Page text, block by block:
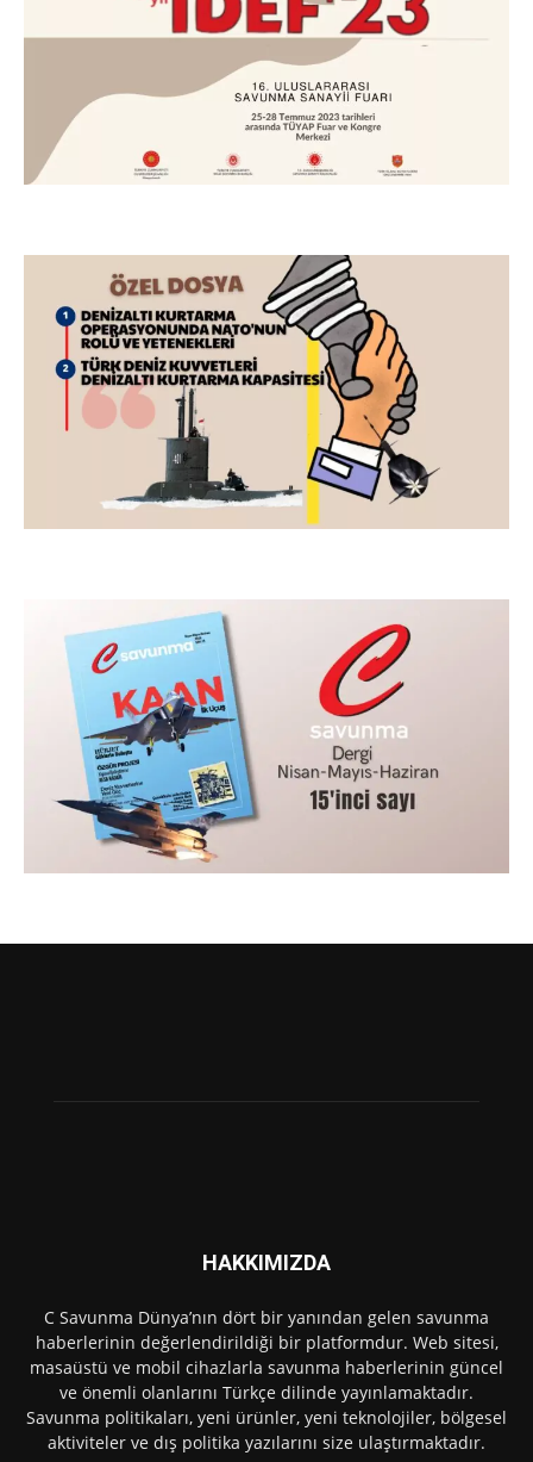
HAKKIMIZDA
C Savunma Dünya’nın dört bir yanından gelen savunma
haberlerinin değerlendirildiği bir platformdur. Web sitesi,
masaüstü ve mobil cihazlarla savunma haberlerinin güncel
ve önemli olanlarını Türkçe dilinde yayınlamaktadır.
Savunma politikaları, yeni ürünler, yeni teknolojiler, bölgesel
aktiviteler ve dış politika yazılarını size ulaştırmaktadır.